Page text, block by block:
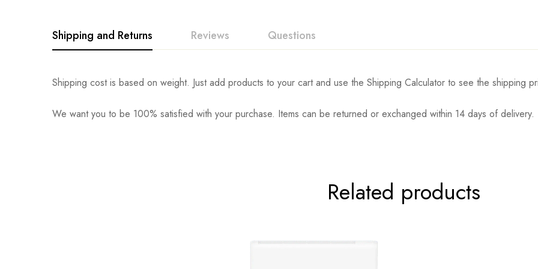
Shipping and Returns Reviews Questions
Shipping cost is based on weight. Just add products to your cart and use the Shipping Calculator to see the shipping
We want you to be 100% satisfied with your purchase. Items can be returned or exchanged within 14 days of delivery.
Related products